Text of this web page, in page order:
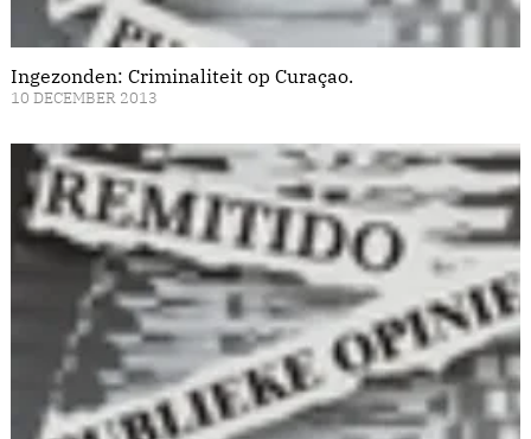
Ingezonden: Criminaliteit op Curaçao.
10 DECEMBER 2013